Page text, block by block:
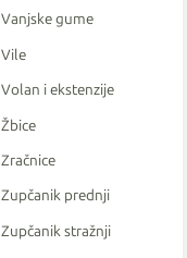
Vanjske gume
Vile
Volan i ekstenzije
Žbice
Zračnice
Zupčanik prednji
Zupčanik stražnji